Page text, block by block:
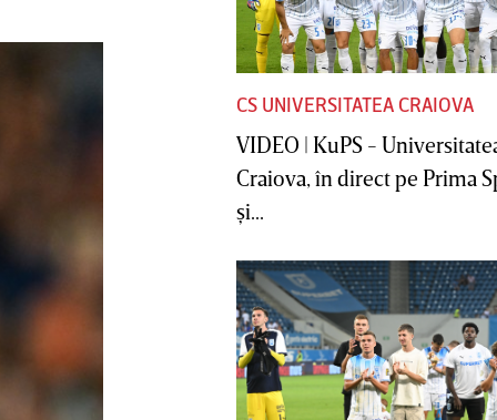
CS UNIVERSITATEA CRAIOVA
VIDEO | KuPS -
Craiova, în direct pe Prima
şi...